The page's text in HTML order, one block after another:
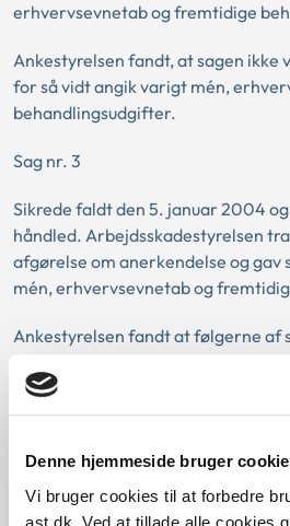
Denne hjemmeside bruger
Vi bruger cookies til at forbedre
ast.dk. Ved at tillade alle cookies
erhvervsevnetab og fremtidige
Ankestyrelsen fandt, at sagen
for så vidt angik varigt mén,
behandlingsudgifter.
Sag nr. 3
Sikrede faldt den 5. januar 2004
håndled. Arbejdsskadestyrelsen
afgørelse om anerkendelse og
mén, erhvervsevnetab og
Ankestyrelsen fandt at følgerne af
eller mere. Sikrede havde alene
vedrørende spørgsmålet om varigt
Sag nr. 4
Sikrede faldt den 5. januar 2004 og